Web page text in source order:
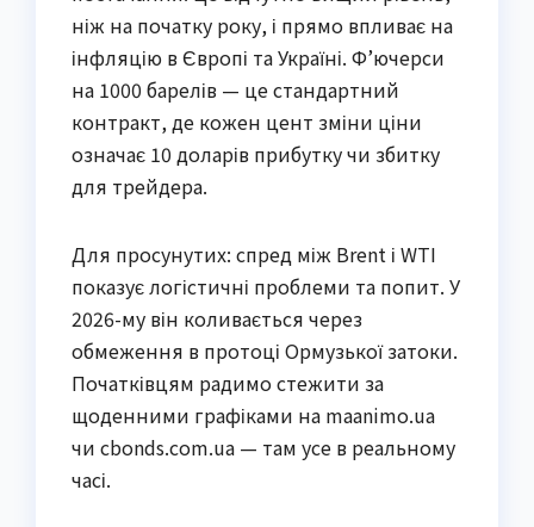
ніж на початку року, і прямо впливає на
інфляцію в Європі та Україні. Ф’ючерси
на 1000 барелів — це стандартний
контракт, де кожен цент зміни ціни
означає 10 доларів прибутку чи збитку
для трейдера.
Для просунутих: спред між Brent і WTI
показує логістичні проблеми та попит. У
2026-му він коливається через
обмеження в протоці Ормузької затоки.
Початківцям радимо стежити за
щоденними графіками на maanimo.ua
чи cbonds.com.ua — там усе в реальному
часі.